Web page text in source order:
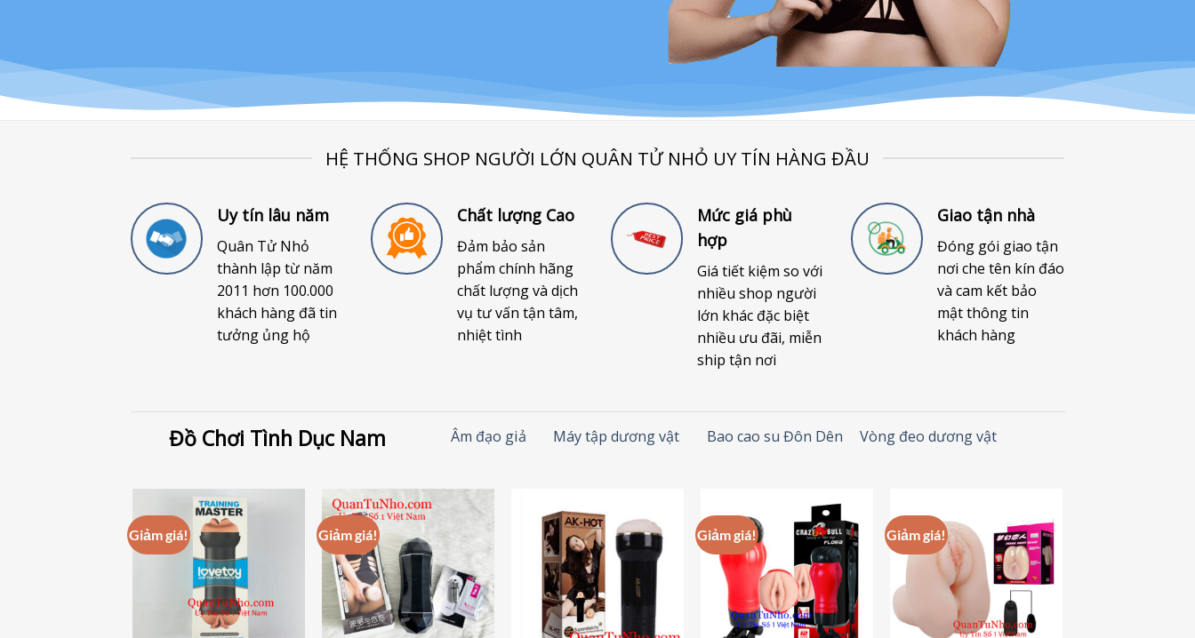
HỆ THỐNG SHOP NGƯỜI LỚN QUÂN TỬ NHỎ UY TÍN HÀNG ĐẦU
Uy tín lâu năm
Quân Tử Nhỏ
thành lập từ năm
2011 hơn 100.000
khách hàng đã tin
tưởng ủng hộ
Chất lượng Cao
Đảm bảo sản
phẩm chính hãng
chất lượng và dịch
vụ tư vấn tận tâm,
nhiệt tình
Mức giá phù
hợp
Giá tiết kiệm so với
nhiều shop người
lớn khác đặc biệt
nhiều ưu đãi, miễn
ship tận nơi
Giao tận nhà
Đóng gói giao tận
nơi che tên kín đáo
và cam kết bảo
mật thông tin
khách hàng
Đồ Chơi Tình Dục Nam Âm đạo giả Máy tập dương vật Bao cao su Đôn Dên Vòng đeo dương vật
Giảm giá! Giảm giá! Giảm giá! Giảm giá!